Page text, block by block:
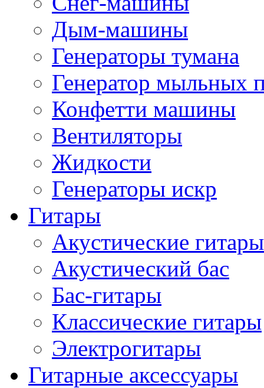
Дым-машины
Генераторы тумана
Генератор мыльных
Конфетти машины
Вентиляторы
Жидкости
Генераторы искр
Гитары
Акустические гитары
Акустический бас
Бас-гитары
Классические гитары
Электрогитары
Гитарные аксессуары